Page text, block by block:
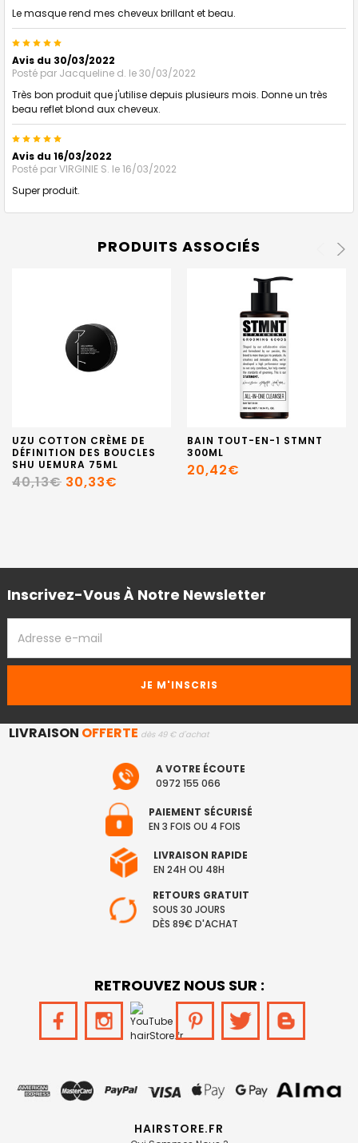
Le masque rend mes cheveux brillant et beau.
5
Avis du 30/03/2022
Posté par Jacqueline d. le 30/03/2022
Très bon produit que j'utilise depuis plusieurs mois. Donne un très
beau reflet blond aux cheveux.
5
Avis du 16/03/2022
Posté parVIRGINIE S. le 16/03/2022
Super produit.
PRODUITS ASSOCIÉS
UZU COTTON CRÈME DE
DÉFINITION DES BOUCLES
SHU UEMURA 75ML
40,13€ 30,33€
BAIN TOUT-EN-1 STMNT
300ML
20,42€
Inscrivez-Vous À Notre Newsletter
EMAIL
LIVRAISON OFFERTE dès 49 € d'achat
A VOTRE ÉCOUTE
0972 155 066
PAIEMENT SÉCURISÉ
EN 3 FOIS OU 4 FOIS
LIVRAISON RAPIDE
EN 24H OU 48H
RETOURS GRATUIT
SOUS 30 JOURS
DÈS 89€ D'ACHAT
RETROUVEZ NOUS SUR :
HAIRSTORE.FR